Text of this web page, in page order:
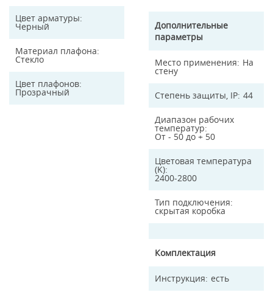
Цвет арматуры
Черный
Материал плафона
Стекло
Цвет плафонов
Прозрачный
Дополнительные
параметры
Место применения На
стену
Степень защиты, IP 44
Диапазон рабочих
температур
От - 50 до + 50
Цветовая температура
(K)
2400-2800
Тип подключения
скрытая коробка
Комплектация
Инструкция есть